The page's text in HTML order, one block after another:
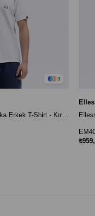
3
Ellesse EM407-OF Polo Yaka Erkek T-Shirt - Kırık Beyaz